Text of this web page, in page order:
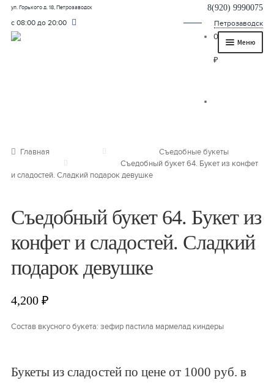
ул. Горького д. 18, Петрозаводск
с 08:00 до 20:00
8(920) 9990075
Петрозаводск
Меню
Букет для мужчины
Сладкие букеты из конфет
Букеты из сухофруктов и орехов
Букеты из клубники и ягод
Овощные букеты
Детские букеты
Съедобные Корзины
0
₽
Главная
Съедобные букеты
Съедобный букет 64. Букет из конфет
и сладостей. Сладкий подарок девушке
Съедобный букет 64. Букет из
конфет и сладостей. Сладкий
подарок девушке
4,200₽
Состав вкусного букета: зефир пастила мармелад киндеры
Букеты из сладостей по цене от 1000 руб. в